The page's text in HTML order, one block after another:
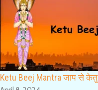
Ketu Beej Mantra जाप से केतु